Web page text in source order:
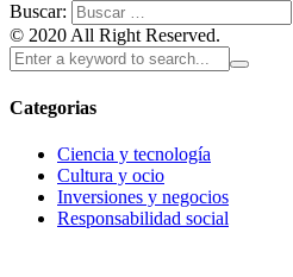
Buscar:
© 2020 All Right Reserved.
Categorias
Ciencia y tecnología
Cultura y ocio
Inversiones y negocios
Responsabilidad social